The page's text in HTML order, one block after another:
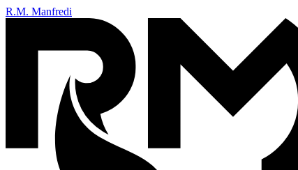
R.M. Manfredi